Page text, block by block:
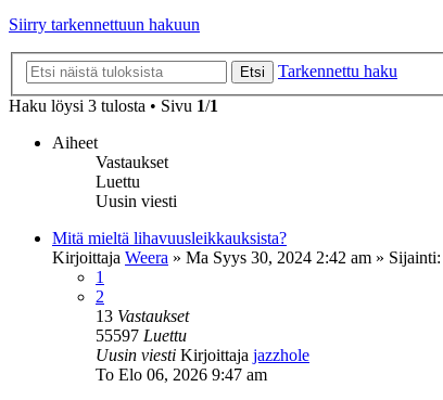
Siirry tarkennettuun hakuun
Etsi
Tarkennettu haku
Haku löysi 3 tulosta • Sivu 1/1
Aiheet
Vastaukset
Luettu
Uusin viesti
Mitä mieltä lihavuusleikkauksista?
Kirjoittaja Weera » Ma Syys 30, 2024 2:42 am » Sijainti:
1
2
13 Vastaukset
55597 Luettu
Uusin viesti Kirjoittaja jazzhole
To Elo 06, 2026 9:47 am